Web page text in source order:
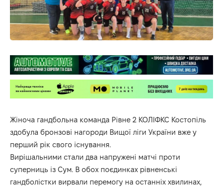
Жіноча гандбольна команда Рівне 2 КОЛІФКС Костопіль
здобула бронзові нагороди Вищої ліги України вже у
перший рік свого існування.
Вирішальними стали два напружені матчі проти
суперниць із Сум. В обох поєдинках рівненські
гандболістки вирвали перемогу на останніх хвилинах,